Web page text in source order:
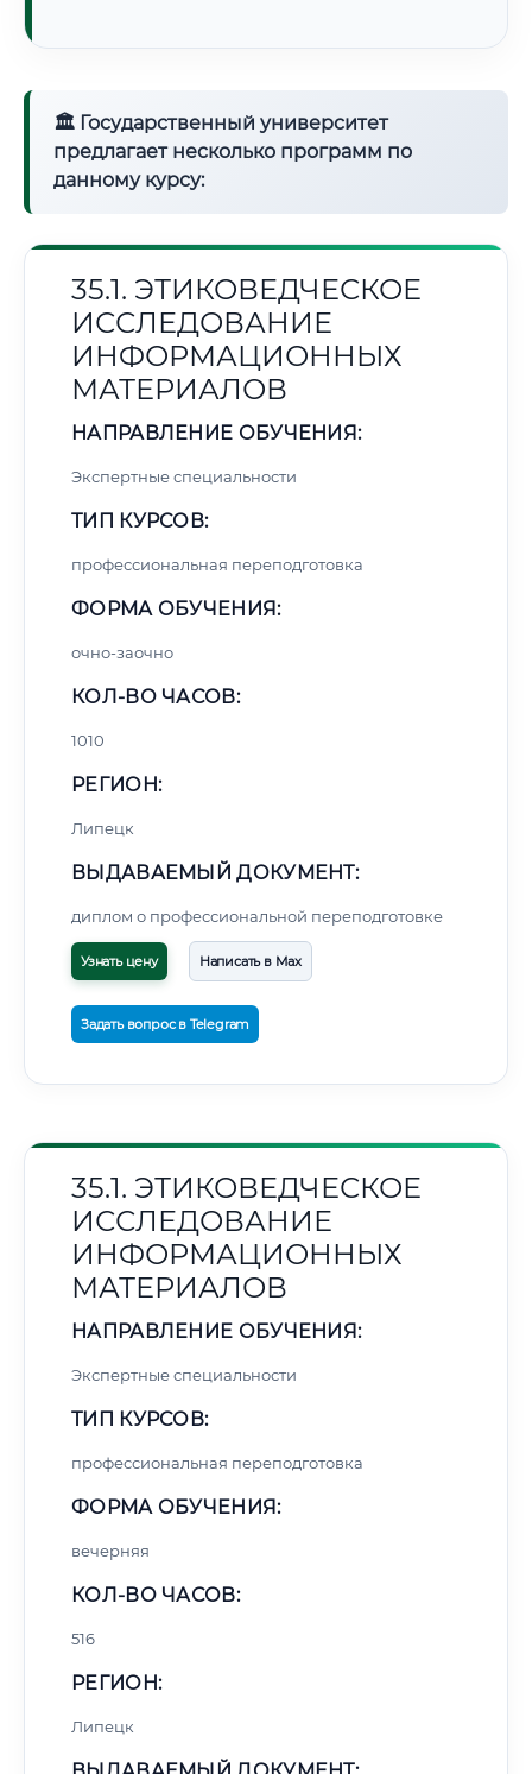
🏛 Государственный университет
предлагает несколько программ по
данному курсу:
35.1. ЭТИКОВЕДЧЕСКОЕ
ИССЛЕДОВАНИЕ
ИНФОРМАЦИОННЫХ
МАТЕРИАЛОВ
НАПРАВЛЕНИЕ ОБУЧЕНИЯ:
Экспертные специальности
ТИП КУРСОВ:
профессиональная переподготовка
ФОРМА ОБУЧЕНИЯ:
очно-заочно
КОЛ-ВО ЧАСОВ:
1010
РЕГИОН:
Липецк
ВЫДАВАЕМЫЙ ДОКУМЕНТ:
диплом о профессиональной переподготовке
Узнать цену Написать в Max
Задать вопрос в Telegram
35.1. ЭТИКОВЕДЧЕСКОЕ
ИССЛЕДОВАНИЕ
ИНФОРМАЦИОННЫХ
МАТЕРИАЛОВ
НАПРАВЛЕНИЕ ОБУЧЕНИЯ:
Экспертные специальности
ТИП КУРСОВ:
профессиональная переподготовка
ФОРМА ОБУЧЕНИЯ:
вечерняя
КОЛ-ВО ЧАСОВ:
516
РЕГИОН:
Липецк